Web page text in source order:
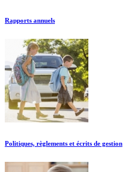
Rapports annuels
Politiques, règlements et écrits de gestion